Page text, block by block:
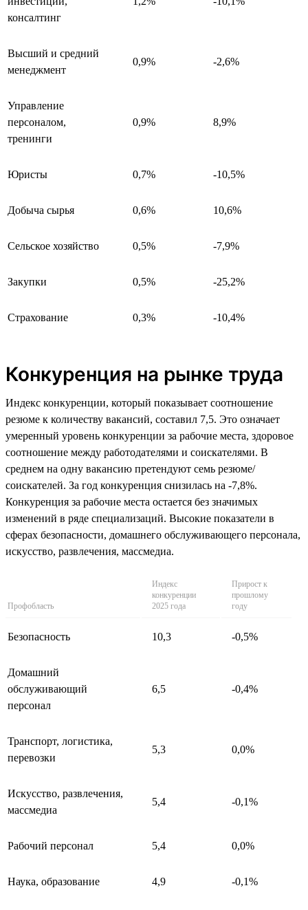
консалтинг
Высший и средний
менеджмент
0,9% -2,6%
Управление
персоналом,
тренинги
0,9% 8,9%
Юристы 0,7% -10,5%
Добыча сырья 0,6% 10,6%
Сельское хозяйство 0,5% -7,9%
Закупки 0,5% -25,2%
Страхование 0,3% -10,4%
Конкуренция на рынке труда
Индекс конкуренции, который показывает соотношение
резюме к количеству вакансий, составил 7,5. Это означает
умеренный уровень конкуренции за рабочие места, здоровое
соотношение между работодателями и соискателями. В
среднем на одну вакансию претендуют семь резюме/
соискателей. За год конкуренция снизилась на -7,8%.
Конкуренция за рабочие места остается без значимых
изменений в ряде специализаций. Высокие показатели в
сферах безопасности, домашнего обслуживающего персонала,
искусство, развлечения, массмедиа.
Профобласть
Индекс
конкуренции
2025 года
Прирост к
прошлому
году
Безопасность 10,3 -0,5%
Домашний
обслуживающий
персонал
6,5 -0,4%
Транспорт, логистика,
перевозки
5,3 0,0%
Искусство, развлечения,
массмедиа
5,4 -0,1%
Рабочий персонал 5,4 0,0%
Наука, образование 4,9 -0,1%